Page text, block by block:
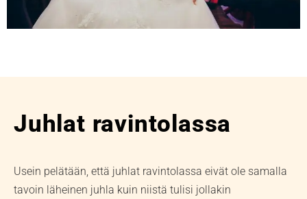
Juhlat ravintolassa
Usein pelätään, että juhlat ravintolassa eivät ole samalla
tavoin läheinen juhla kuin niistä tulisi jollakin